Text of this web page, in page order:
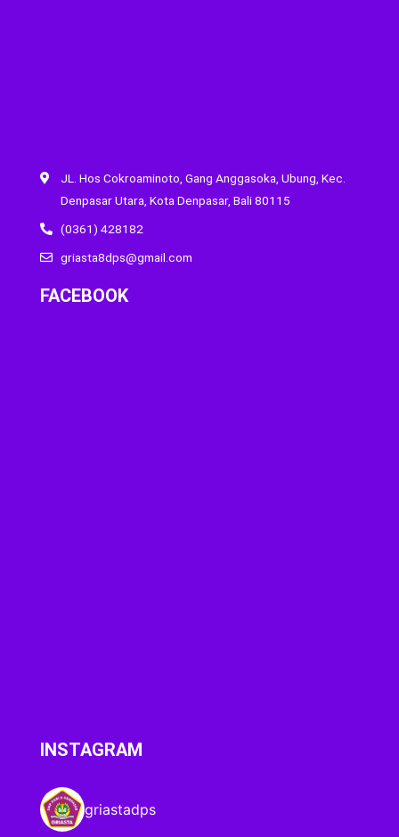
JL. Hos Cokroaminoto, Gang Anggasoka, Ubung, Kec.
Denpasar Utara, Kota Denpasar, Bali 80115
(0361) 428182
griasta8dps@gmail.com
FACEBOOK
INSTAGRAM
griastadps